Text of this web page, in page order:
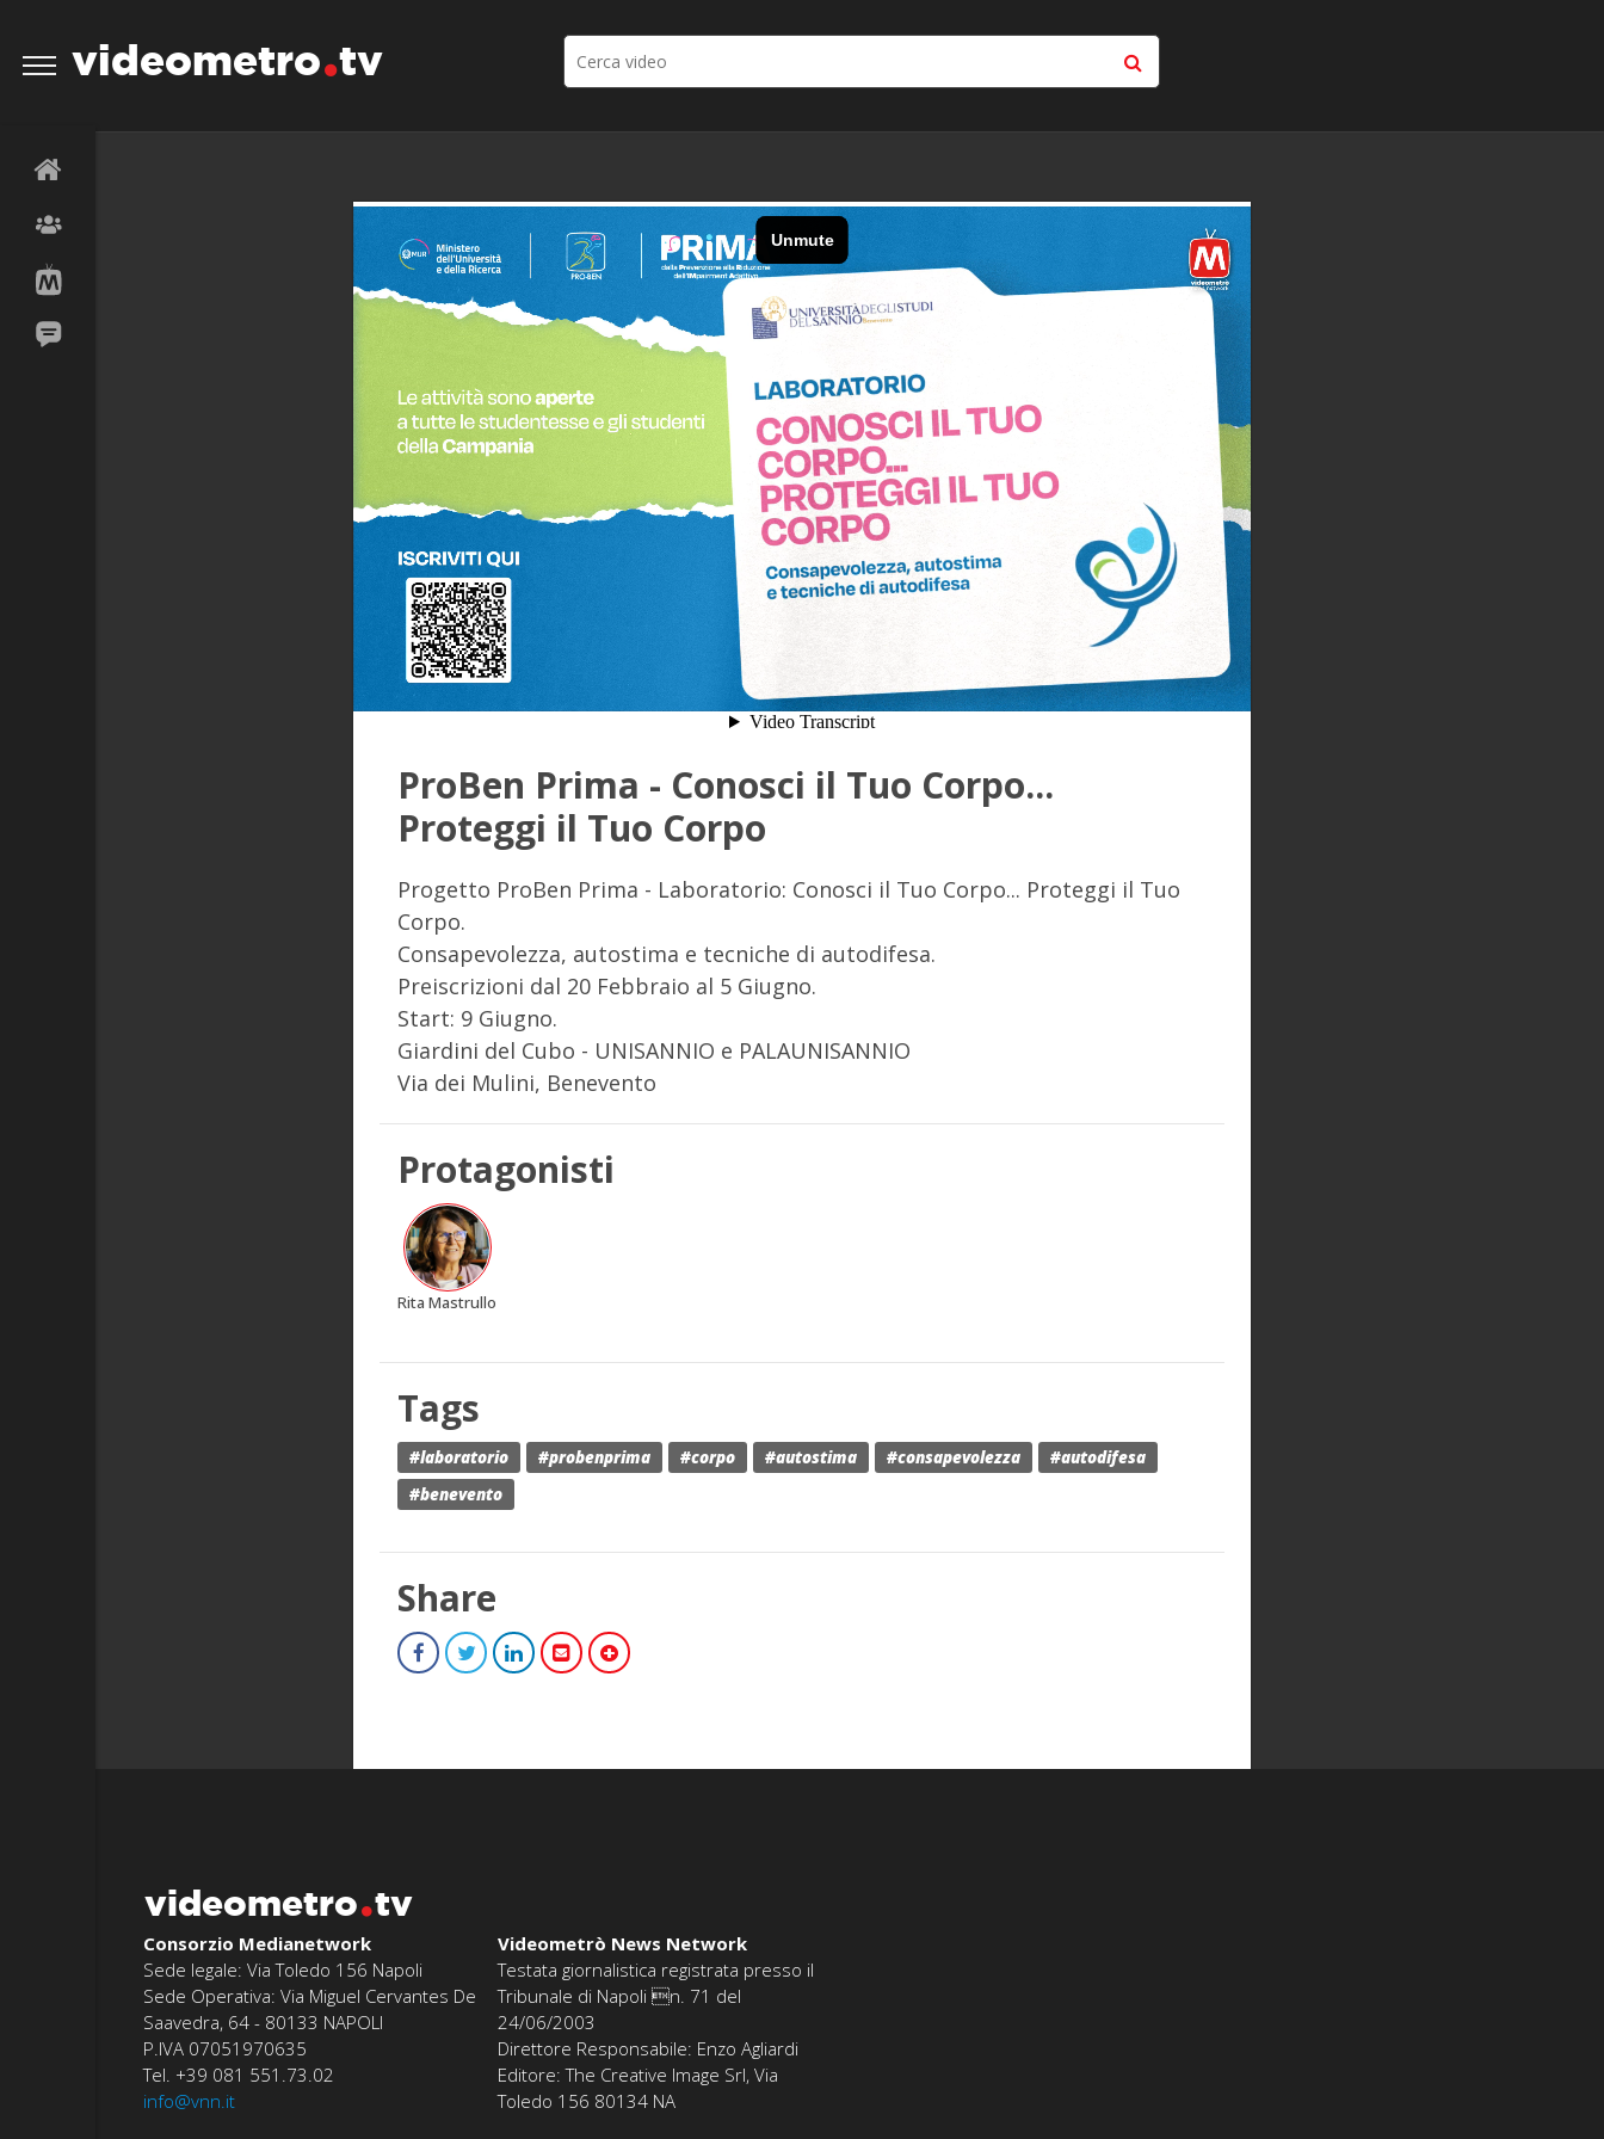
videometro tv
ProBen Prima - Conosci il Tuo Corpo...
Proteggi il Tuo Corpo
Progetto ProBen Prima - Laboratorio: Conosci il Tuo Corpo... Proteggi il Tuo
Corpo.
Consapevolezza, autostima e tecniche di autodifesa.
Preiscrizioni dal 20 Febbraio al 5 Giugno.
Start: 9 Giugno.
Giardini del Cubo - UNISANNIO e PALAUNISANNIO
Via dei Mulini, Benevento
Protagonisti
Rita Mastrullo
Tags
#laboratorio #probenprima #corpo #autostima #consapevolezza
#autodifesa
#benevento
Share
videometro tv
Consorzio Medianetwork
Sede legale: Via Toledo 156 Napoli
Sede Operativa: Via Miguel Cervantes De
Saavedra, 64 - 80133 NAPOLI
P.IVA 07051970635
Tel. +39 081 551.73.02
info@vnn.it
Videometrò News Network
Testata giornalistica registrata presso il
Tribunale di Napoli n. 71 del
24/06/2003
Direttore Responsabile: Enzo Agliardi
Editore: The Creative Image Srl, Via
Toledo 156 80134 NA